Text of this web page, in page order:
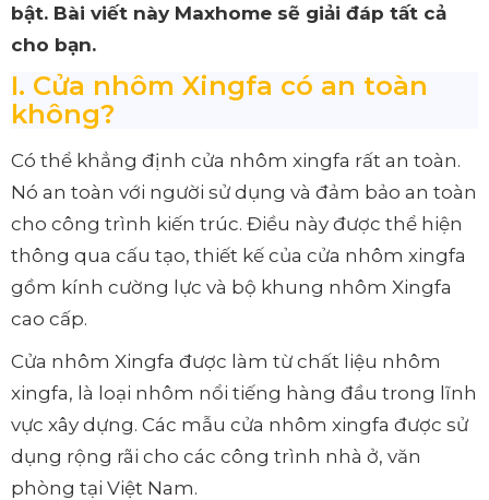
bật. Bài viết này Maxhome sẽ giải đáp tất cả
cho bạn.
I. Cửa nhôm Xingfa có an toàn
không?
Có thể khẳng định cửa nhôm xingfa rất an toàn.
Nó an toàn với người sử dụng và đảm bảo an toàn
cho công trình kiến trúc. Điều này được thể hiện
thông qua cấu tạo, thiết kế của cửa nhôm xingfa
gồm kính cường lực và bộ khung nhôm Xingfa
cao cấp.
Cửa nhôm Xingfa được làm từ chất liệu nhôm
xingfa, là loại nhôm nổi tiếng hàng đầu trong lĩnh
vực xây dựng. Các mẫu cửa nhôm xingfa được sử
dụng rộng rãi cho các công trình nhà ở, văn
phòng tại Việt Nam.